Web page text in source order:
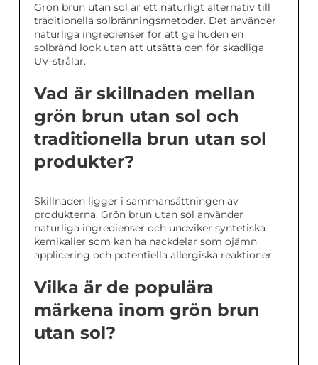
Grön brun utan sol är ett naturligt alternativ till
traditionella solbränningsmetoder. Det använder
naturliga ingredienser för att ge huden en
solbränd look utan att utsätta den för skadliga
UV-strålar.
Vad är skillnaden mellan
grön brun utan sol och
traditionella brun utan sol
produkter?
Skillnaden ligger i sammansättningen av
produkterna. Grön brun utan sol använder
naturliga ingredienser och undviker syntetiska
kemikalier som kan ha nackdelar som ojämn
applicering och potentiella allergiska reaktioner.
Vilka är de populära
märkena inom grön brun
utan sol?